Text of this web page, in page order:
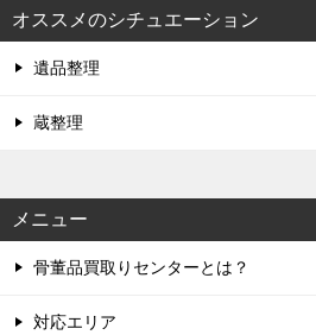
オススメのシチュエーション
遺品整理
蔵整理
メニュー
骨董品買取りセンターとは？
対応エリア